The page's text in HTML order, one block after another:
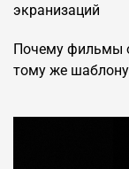
экранизаций
Почему фильмы
тому же